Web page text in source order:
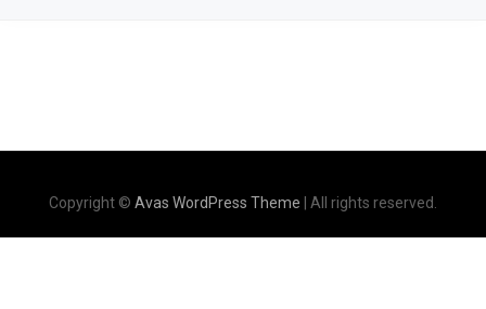
Copyright © Avas WordPress Theme | All rights reserved.